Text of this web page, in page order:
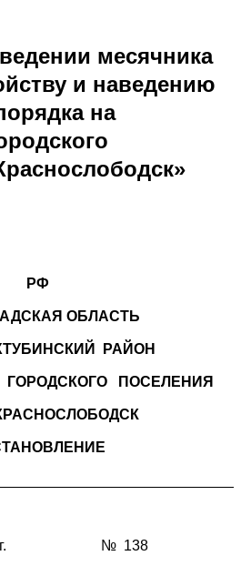
месячника
и наведению
на
РФ
ОБЛАСТЬ
РАЙОН
ПОСЕЛЕНИЯ
2018 г. № 138